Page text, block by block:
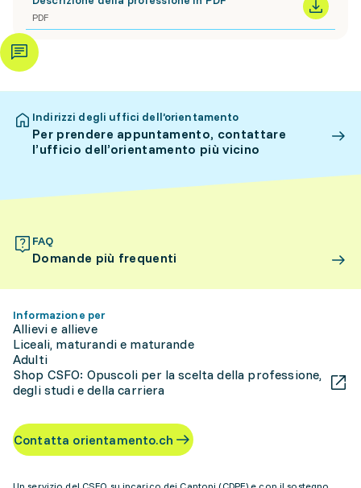
PDF
Indirizzi degli uffici dell’orientamento
Per prendere appuntamento, contattare
l’ufficio dell’orientamento più vicino
FAQ
Domande più frequenti
Informazione per
Allievi e allieve
Liceali, maturandi e maturande
Adulti
Shop CSFO: Opuscoli per la scelta della professione,
degli studi e della carriera
Contatta orientamento.ch